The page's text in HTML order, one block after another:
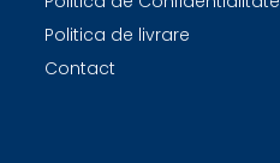
Politica de livrare
Contact